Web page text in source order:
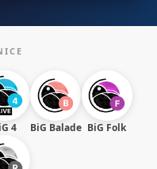
4 BiG Balade BiG Folk